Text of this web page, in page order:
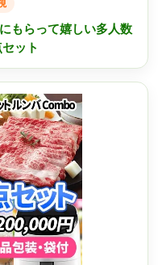
もらって嬉しい多人数
ット